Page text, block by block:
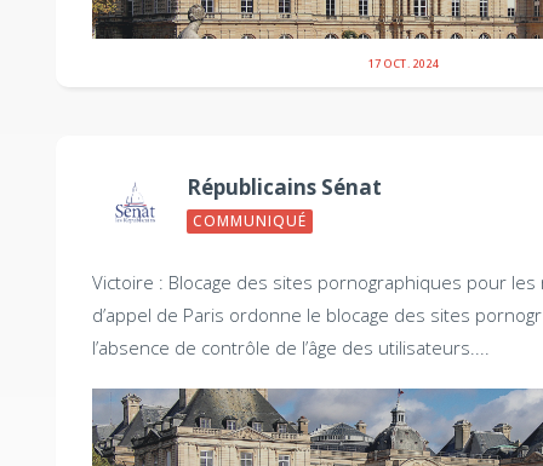
17 OCT. 2024
Républicains Sénat
COMMUNIQUÉ
Victoire : Blocage des sites pornographiques pour
d’appel de Paris ordonne le blocage des sites
l’absence de contrôle de l’âge des utilisateurs....